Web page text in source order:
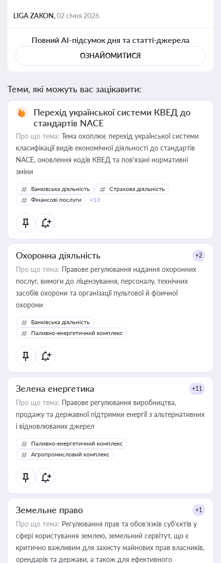
LIGA ZAKON,02 січня 2026
Повний AI-підсумок дня та статті-джерела
ОЗНАЙОМИТИСЯ
Теми, які можуть вас зацікавити:
Перехід української системи КВЕД до
стандартів NACE
Про що тема: Тема охоплює перехід української системи
класифікації видів економічної діяльності до стандартів
NACE, оновлення кодів КВЕД та пов'язані нормативні
зміни
Банківська діяльність
Страхова діяльність
Фінансові послуги
+13
Охоронна діяльність +2
Про що тема: Правове регулювання надання охоронних
послуг, вимоги до ліцензування, персоналу, технічних
засобів охорони та організації пультової й фізичної
охорони
Банківська діяльність
Паливно-енергетичний комплекс
Зелена енергетика +11
Про що тема: Правове регулювання виробництва,
продажу та державної підтримки енергії з альтернативних
і відновлюваних джерел
Паливно-енергетичний комплекс
Агропромисловий комплекс
Земельне право +1
Про що тема: Регулювання прав та обов’язків суб’єктів у
сфері користування землею, земельний сервітут, що є
критично важливим для захисту майнових прав власників,
орендарів та держави, а також для ефективного